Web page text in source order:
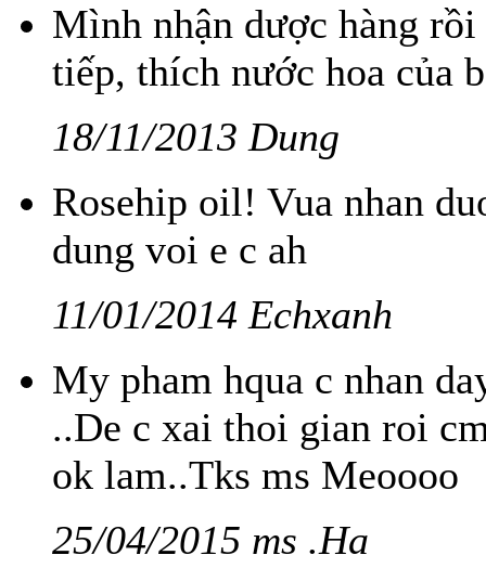
Mình nhận dược hàng rồi
tiếp, thích nước hoa của
18/11/2013 Dung
Rosehip oil! Vua nhan
dung voi e c ah
11/01/2014 Echxanh
My pham hqua c nhan
..De c xai thoi gian roi
ok lam..Tks ms Meoooo
25/04/2015 ms .Ha